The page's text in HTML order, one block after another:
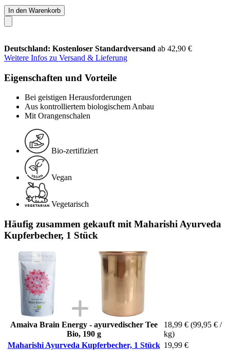
In den Warenkorb
Deutschland: Kostenloser Standardversand ab 42,90 €
Weitere Infos zu Versand & Lieferung
Eigenschaften und Vorteile
Bei geistigen Herausforderungen
Aus kontrolliertem biologischem Anbau
Mit Orangenschalen
Bio-zertifiziert
Vegan
Vegetarisch
Häufig zusammen gekauft mit Maharishi Ayurveda
Kupferbecher, 1 Stück
Amaiva Brain Energy - ayurvedischer Tee
Bio, 190 g
18,99 € (99,95 € /
kg)
Maharishi Ayurveda Kupferbecher, 1 Stück 19,99 €